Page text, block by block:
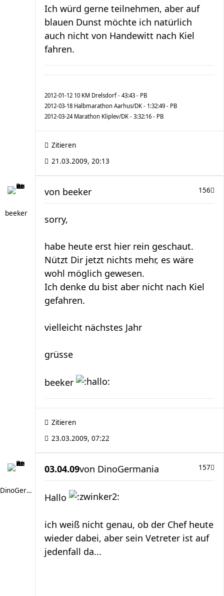
Ich würd gerne teilnehmen, aber auf
blauen Dunst möchte ich natürlich
auch nicht von Handewitt nach Kiel
fahren.
2012-01-12 10 KM Drelsdorf - 43:43 - PB
2012-03-18 Halbmarathon Aarhus/DK - 1:32:49 - PB
2012-03-24 Marathon Kliplev/DK - 3:32:16 - PB
Zitieren
21.03.2009, 20:13
beeker
156
von beeker
sorry,
habe heute erst hier rein geschaut.
Nützt Dir jetzt nichts mehr, es wäre
wohl möglich gewesen.
Ich denke du bist aber nicht nach Kiel
gefahren.
vielleicht nächstes Jahr
grüsse
beeker
Zitieren
23.03.2009, 07:22
DinoGermania
03.04.09 157
von DinoGermania
Hallo
ich weiß nicht genau, ob der Chef heute
wieder dabei, aber sein Vetreter ist auf
jedenfall da...